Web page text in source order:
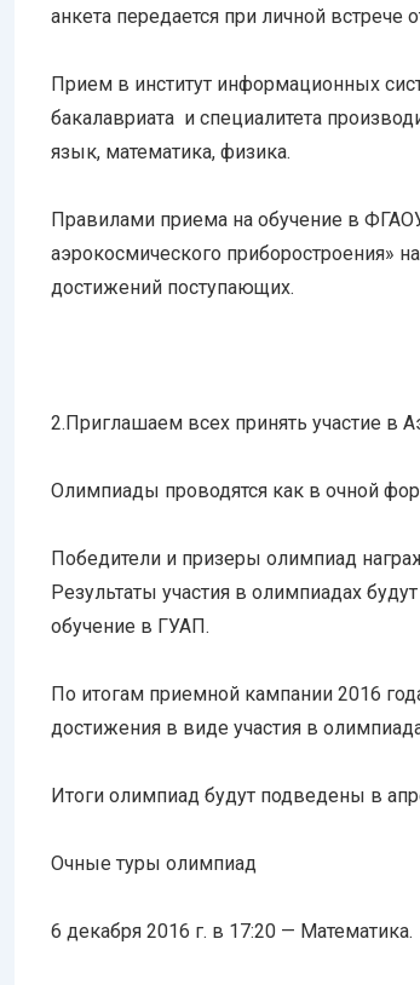
анкета передается при личной
Прием в институт информационных
бакалавриата и специалитета
язык, математика, физика.
Правилами приема на обучение в
аэрокосмического приборостроения»
достижений поступающих.
2.Приглашаем всех принять участие в
Олимпиады проводятся как в очной
Победители и призеры олимпиад
Результаты участия в олимпиадах
обучение в ГУАП.
По итогам приемной кампании 2016
достижения в виде участия в
Итоги олимпиад будут подведены в
Очные туры олимпиад
6 декабря 2016 г. в 17:20 — Математика.